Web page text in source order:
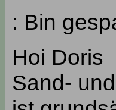
: Bin
Hoi Doris
Sand-